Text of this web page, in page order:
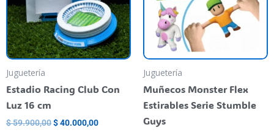
Juguetería
Estadio Racing Club Con
Luz 16 cm
$59.900,00$40.000,00
Juguetería
Muñecos Monster Flex
Estirables Serie Stumble
Guys
se